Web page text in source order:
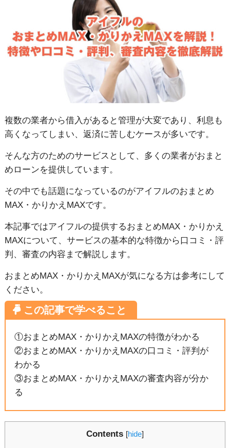
複数の業者から借入があると管理が大変であり、利息も
高くなってしまい、返済に苦しむケースが多いです。
そんな方のためのサービスとして、多くの業者がおまと
めローンを提供しています。
その中でも話題になっているのがアイフルのおまとめ
MAX・かりかえMAXです。
本記事ではアイフルの提供するおまとめMAX・かりかえ
MAXについて、サービスの基本的な特徴から口コミ・評
判、審査の内容まで解説します。
おまとめMAX・かりかえMAXが気になる方は参考にして
ください。
①おまとめMAX・かりかえMAXの特徴がわかる
②おまとめMAX・かりかえMAXの口コミ・評判が
わかる
③おまとめMAX・かりかえMAXの審査内容が分か
る
Contents [hide]